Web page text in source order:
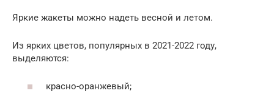
Яркие жакеты можно надеть весной и летом.
Из ярких цветов, популярных в 2021-2022 году,
выделяются:
красно-оранжевый;